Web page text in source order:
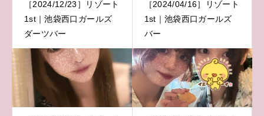
［2024/12/23］リゾート
1st｜池袋西口ガールズ
ダーツバー
［2024/04/16］リゾート
1st｜池袋西口ガールズ
バー